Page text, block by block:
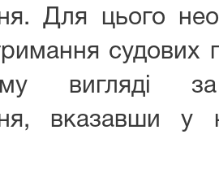
Для цього
судових
вигляді
вказавши у